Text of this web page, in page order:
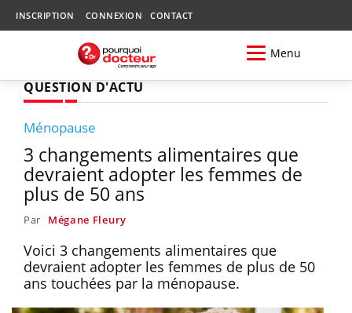
INSCRIPTION CONNEXION CONTACT
Menu
QUESTION D'ACTU
Ménopause
3 changements alimentaires que
devraient adopter les femmes de
plus de 50 ans
Par Mégane Fleury
Voici 3 changements alimentaires que
devraient adopter les femmes de plus de 50
ans touchées par la ménopause.